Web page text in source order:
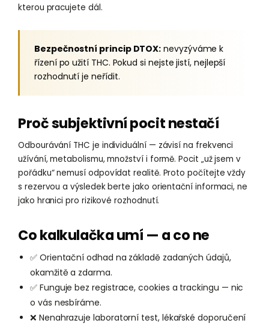
kterou pracujete dál.
Bezpečnostní princip DTOX: nevyzýváme k
řízení po užití THC. Pokud si nejste jistí, nejlepší
rozhodnutí je neřídit.
Proč subjektivní pocit nestačí
Odbourávání THC je individuální — závisí na frekvenci
užívání, metabolismu, množství i formě. Pocit „už jsem v
pořádku“ nemusí odpovídat realitě. Proto počítejte vždy
s rezervou a výsledek berte jako orientační informaci, ne
jako hranici pro rizikové rozhodnutí.
Co kalkulačka umí — a co ne
✅ Orientační odhad na základě zadaných údajů,
okamžitě a zdarma.
✅ Funguje bez registrace, cookies a trackingu — nic
o vás nesbíráme.
❌ Nenahrazuje laboratorní test, lékařské doporučení